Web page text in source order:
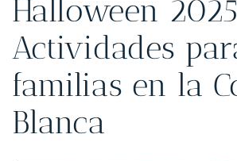
Halloween
Actividades
familias en la
Blanca